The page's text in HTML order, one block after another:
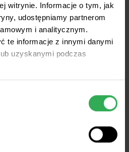
witrynie. Informacje o tym, jak
udostępniamy partnerom
i analitycznym.
te informacje z innymi danymi
uzyskanymi podczas
PK 23-30